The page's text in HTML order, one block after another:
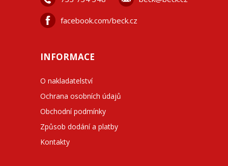
facebook.com/beck.cz
INFORMACE
O nakladatelství
Ochrana osobních údajů
Obchodní podmínky
Způsob dodání a platby
Kontakty